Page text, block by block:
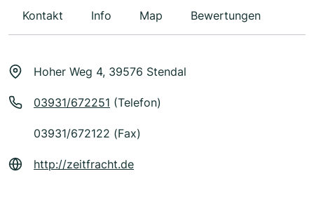
Kontakt Info Map Bewertungen
Hoher Weg 4, 39576 Stendal
03931/672251 (Telefon)
03931/672122 (Fax)
http://zeitfracht.de